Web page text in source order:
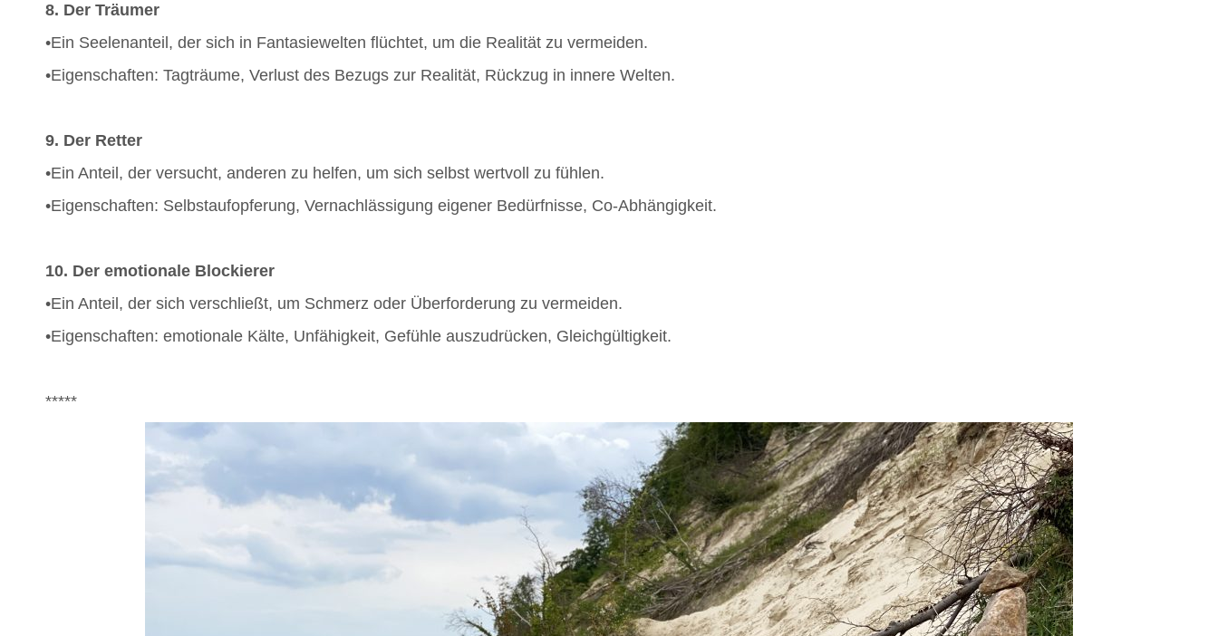
8. Der Träumer
•Ein Seelenanteil, der sich in Fantasiewelten flüchtet, um die Realität zu vermeiden.
•Eigenschaften: Tagträume, Verlust des Bezugs zur Realität, Rückzug in innere Welten.
9. Der Retter
•Ein Anteil, der versucht, anderen zu helfen, um sich selbst wertvoll zu fühlen.
•Eigenschaften: Selbstaufopferung, Vernachlässigung eigener Bedürfnisse, Co-Abhängigkeit.
10. Der emotionale Blockierer
•Ein Anteil, der sich verschließt, um Schmerz oder Überforderung zu vermeiden.
•Eigenschaften: emotionale Kälte, Unfähigkeit, Gefühle auszudrücken, Gleichgültigkeit.
*****